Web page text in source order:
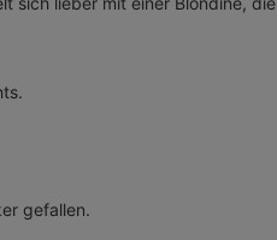
gefallen.